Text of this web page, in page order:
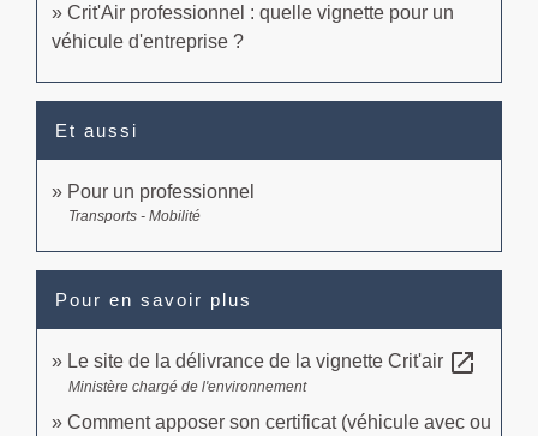
Crit'Air professionnel : quelle vignette pour un
véhicule d'entreprise ?
Et aussi
Pour un professionnel
Transports - Mobilité
Pour en savoir plus
Le site de la délivrance de la vignette Crit'air open_in_new
Ministère chargé de l'environnement
Comment apposer son certificat (véhicule avec ou